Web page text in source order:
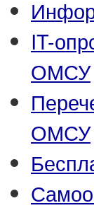
IT-
ОМСУ
ОМСУ